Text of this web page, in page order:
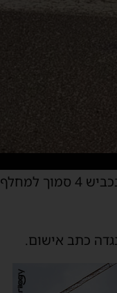
במהלך פעילות של שוטרי סיירת האופנועים באגף התנועה נעצר רוכב אופנוע לבדיקה בכביש 4 סמוך למחלף